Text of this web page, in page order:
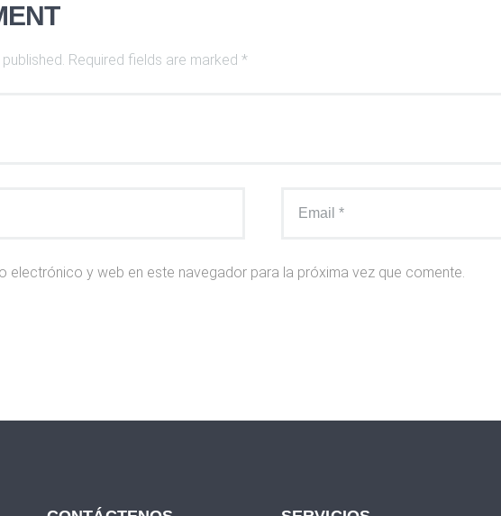
Required fields are marked *
electrónico y web en este navegador para la próxima vez que comente.